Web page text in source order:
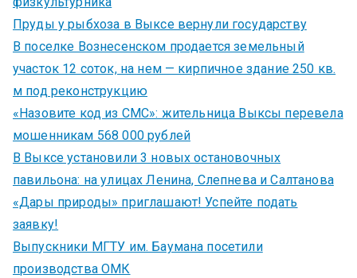
Пруды у рыбхоза в Выксе вернули государству
В поселке Вознесенском продается земельный
участок 12 соток, на нем — кирпичное здание 250 кв.
м под реконструкцию
«Назовите код из СМС»: жительница Выксы перевела
мошенникам 568 000 рублей
В Выксе установили 3 новых остановочных
павильона: на улицах Ленина, Слепнева и Салтанова
«Дары природы» приглашают! Успейте подать
заявку!
Выпускники МГТУ им. Баумана посетили
производства ОМК